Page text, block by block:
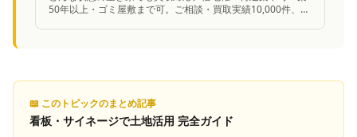
50年以上・ゴミ屋敷まで可。ご相談・買取実績10,000件、業
📖 このトピックのまとめ記事
看板・サイネージで土地活用 完全ガイド